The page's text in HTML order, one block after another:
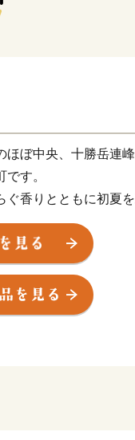
ほぼ中央、十勝岳連
す。
ぐ香りとともに初夏
のび育む養豚業、雲を
クライム（自転車レー
ースポーツ・・・十勝
折々の魅力はまさに北
し、毎年ブリュワー